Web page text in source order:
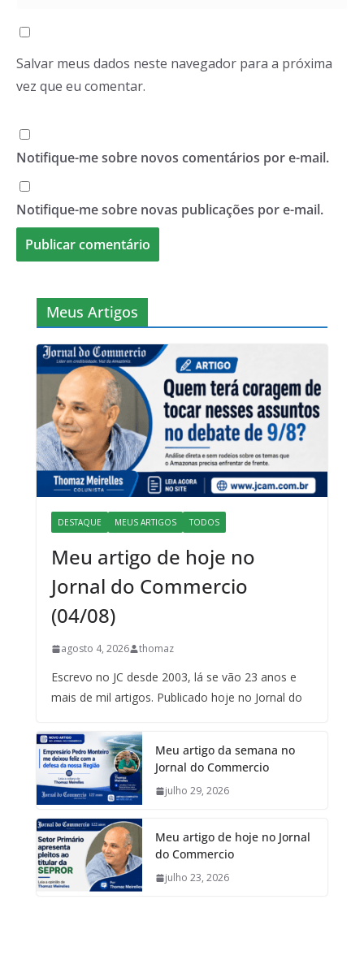
Salvar meus dados neste navegador para a próxima
vez que eu comentar.
Notifique-me sobre novos comentários por e-mail.
Notifique-me sobre novas publicações por e-mail.
Meus Artigos
DESTAQUE MEUS ARTIGOS TODOS
Meu artigo de hoje no
Jornal do Commercio
(04/08)
agosto 4, 2026 thomaz
Escrevo no JC desde 2003, lá se vão 23 anos e
mais de mil artigos. Publicado hoje no Jornal do
Meu artigo da semana no
Jornal do Commercio
julho 29, 2026
Meu artigo de hoje no Jornal
do Commercio
julho 23, 2026